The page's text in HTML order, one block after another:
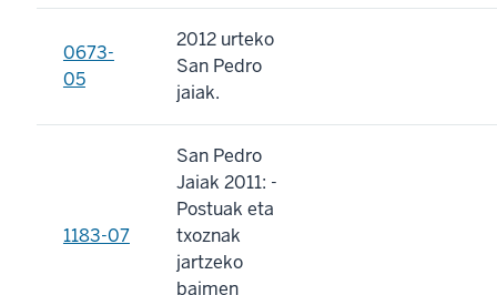
0673-
05
2012 urteko
San Pedro
jaiak.
1183-07
San Pedro
Jaiak 2011: -
Postuak eta
txoznak
jartzeko
baimen